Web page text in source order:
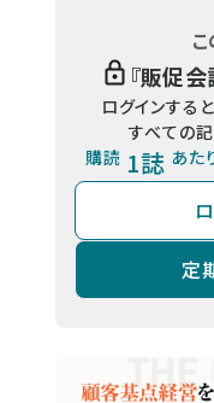
『販促会
ログインする
すべての
購読 1誌 あた
定